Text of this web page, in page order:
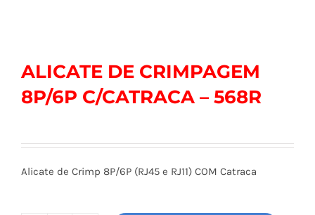
ALICATE DE CRIMPAGEM
8P/6P C/CATRACA – 568R
Alicate de Crimp 8P/6P (RJ45 e RJ11) COM Catraca